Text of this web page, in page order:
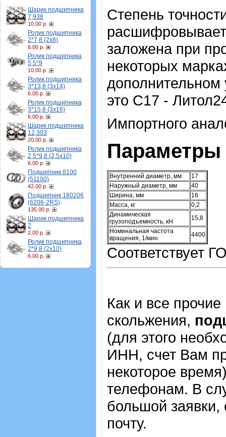
Шарик подшипника
7,938
10.00 р.
Ролик подшипника
2*7,8 (2х8)
6.00 р.
Ролик подшипника
5,5*9
10.00 р.
Ролик подшипника
3*13,8 (3х14)
6.00 р.
Ролик подшипника
3*15,8 (3х16)
6.00 р.
Шарик подшипника
12,303
20.00 р.
Ролик подшипника
2,5*9,8 (2,5х10)
6.00 р.
Подшипник 8100
(51100)
42.00 р.
Подшипник 180206
(6206-2RS)
135.00 р.
Шарик подшипника
2
2.00 р.
Ролик подшипника
2*9,8 (2х10)
6.00 р.
Степень
заложена при
некоторых
это С17 -
Импортного
Параметры
Внутренний диаметр, мм
17
Наружный диаметр, мм
40
Ширина, мм
16
Масса, кг
0,2
Динамическая
грузоподъемность, кН
15,8
Номинальная частота
вращения, 1/мин
4400
Соответствует
Как и все
скольжения,
(для этого
ИНН, счет Вам
некоторое
телефонам. В
большой заявки,
почту.